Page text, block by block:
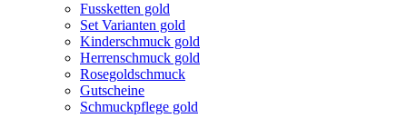
Fussketten gold
Set Varianten gold
Kinderschmuck gold
Herrenschmuck gold
Rosegoldschmuck
Gutscheine
Schmuckpflege gold